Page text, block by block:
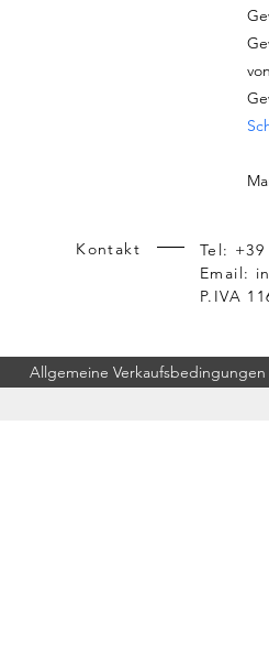
von
Kontakt
Tel: +39
Email:
P.IVA
Allgemeine Verkaufsbedingungen